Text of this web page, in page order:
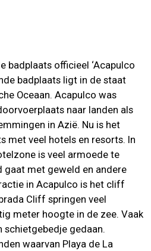
badplaats officieel ‘Acapulco
badplaats ligt in de staat
Oceaan. Acapulco was
naar landen als
in Azië. Nu is het
met veel hotels en resorts. In
is veel armoede te
gaat met geweld en andere
in Acapulco is het cliff
Cliff springen veel
meter hoogte in de zee. Vaak
gedaan.
waarvan Playa de La